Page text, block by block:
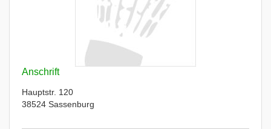
Anschrift
Hauptstr. 120
38524 Sassenburg